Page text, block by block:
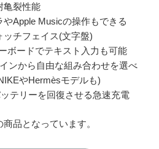
亀裂性能
やApple Musicの操作もできる
ッチフェイス(文字盤)
ボードでテキスト入力も可能
ンから自由な組み合わせを選べ
やHermèsモデルも)
テリーを回復させる急速充電
品となっています。